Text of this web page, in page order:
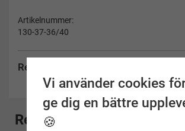
Recensioner
Artikelnummer:
130-37-36/40
Rekommenderade
Vi använder cookies
ge dig en bättre
🍪